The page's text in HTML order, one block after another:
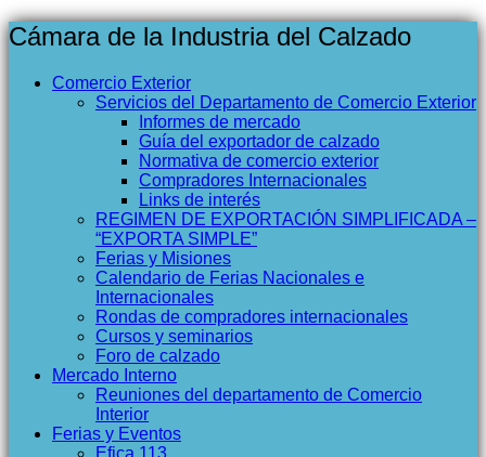
Cámara de la Industria del Calzado
Comercio Exterior
Servicios del Departamento de Comercio Exterior
Informes de mercado
Guía del exportador de calzado
Normativa de comercio exterior
Compradores Internacionales
Links de interés
REGIMEN DE EXPORTACIÓN SIMPLIFICADA –
“EXPORTA SIMPLE”
Ferias y Misiones
Calendario de Ferias Nacionales e
Internacionales
Rondas de compradores internacionales
Cursos y seminarios
Foro de calzado
Mercado Interno
Reuniones del departamento de Comercio
Interior
Ferias y Eventos
Efica 113